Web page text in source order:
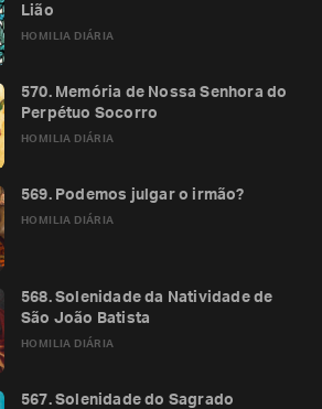
HOMILIA DIÁRIA
Lião
HOMILIA DIÁRIA
570. Memória de Nossa Senhora do
Perpétuo Socorro
HOMILIA DIÁRIA
569. Podemos julgar o irmão?
HOMILIA DIÁRIA
568. Solenidade da Natividade de
São João Batista
567. Solenidade do Sagrado